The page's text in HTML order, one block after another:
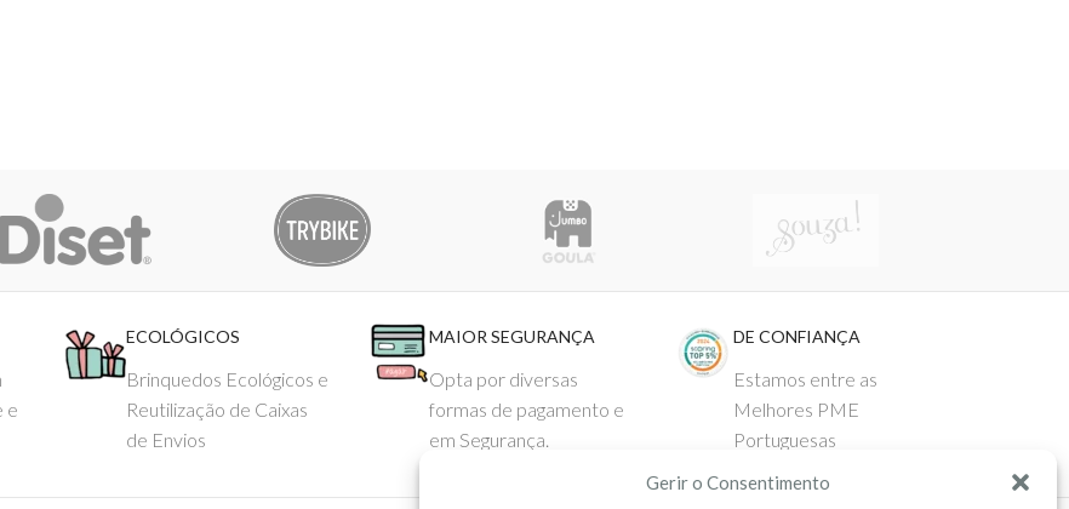
Gerir o Consentimento
e
ECOLÓGICOS
Brinquedos Ecológicos e
Reutilização de Caixas
de Envios
MAIOR SEGURANÇA
Opta por diversas
formas de pagamento e
em Segurança.
DE CONFIANÇA
Estamos entre as
Melhores PME
Portuguesas